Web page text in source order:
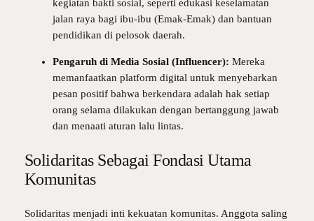
kegiatan bakti sosial, seperti edukasi keselamatan
jalan raya bagi ibu-ibu (Emak-Emak) dan bantuan
pendidikan di pelosok daerah.
Pengaruh di Media Sosial (Influencer): Mereka
memanfaatkan platform digital untuk menyebarkan
pesan positif bahwa berkendara adalah hak setiap
orang selama dilakukan dengan bertanggung jawab
dan menaati aturan lalu lintas.
Solidaritas Sebagai Fondasi Utama
Komunitas
Solidaritas menjadi inti kekuatan komunitas. Anggota saling